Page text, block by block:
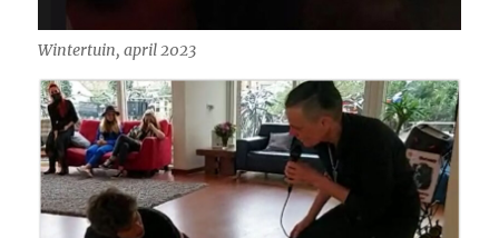
Wintertuin, april 2023